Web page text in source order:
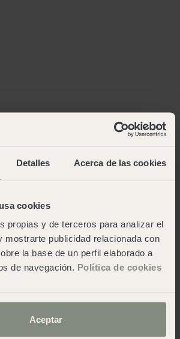
Detalles Acerca de las cookies
cookies
propias y de terceros para analizar el
mostrarte publicidad relacionada con
la base de un perfil elaborado a
de navegación. Política de cookies
Aceptar